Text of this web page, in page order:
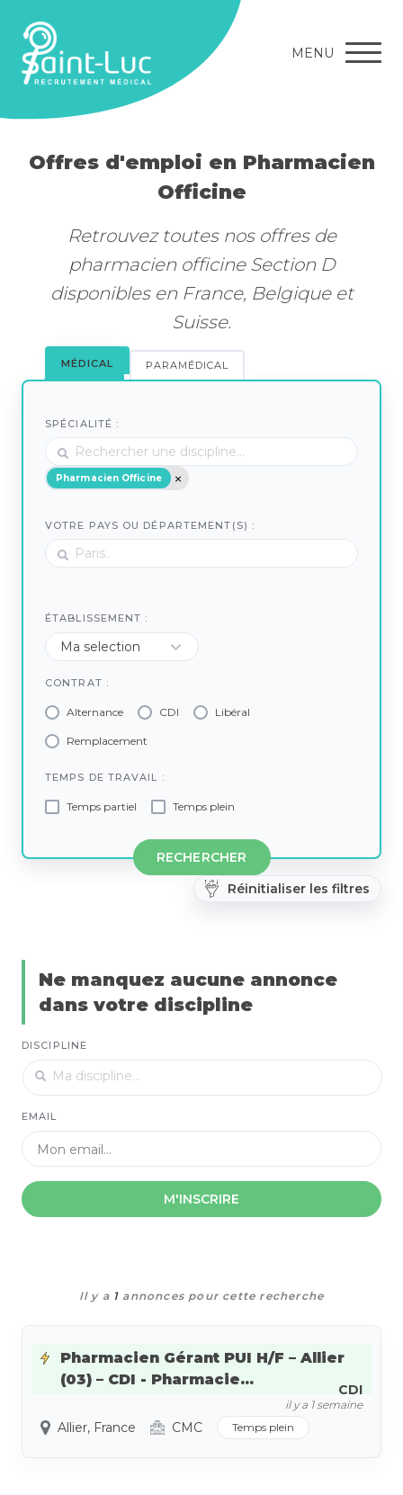
MENU
Offres d'emploi en Pharmacien
Officine
Retrouvez toutes nos offres de
pharmacien officine Section D
disponibles en France, Belgique et
Suisse.
MÉDICAL PARAMÉDICAL
SPÉCIALITÉ :
Pharmacien Officine
VOTRE PAYS OU DÉPARTEMENT(S) :
Réinitialiser les filtres
ÉTABLISSEMENT :
CONTRAT :
Alternance CDI Libéral
Remplacement
TEMPS DE TRAVAIL :
Temps partiel Temps plein
RECHERCHER
Ne manquez aucune annonce
dans votre discipline
DISCIPLINE
EMAIL
M'INSCRIRE
Il y a 1 annonces pour cette recherche
Pharmacien Gérant PUI H/F – Allier
(03) – CDI - Pharmacie...
CDI
il y a 1 semaine
Allier, France CMC Temps plein